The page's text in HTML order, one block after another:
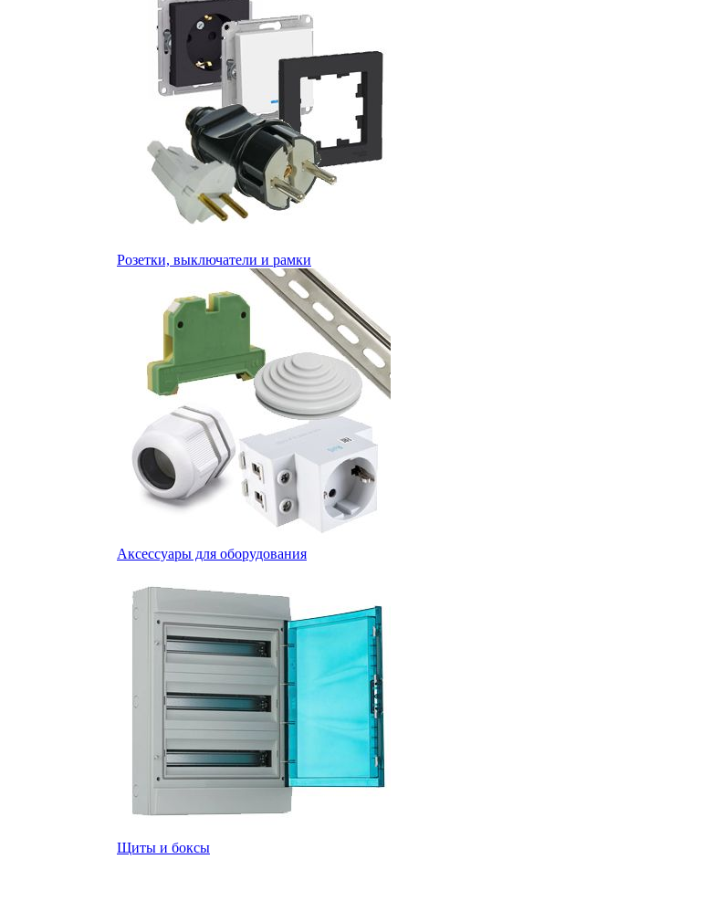
Розетки, выключатели и рамки
Аксессуары для оборудования
Щиты и боксы